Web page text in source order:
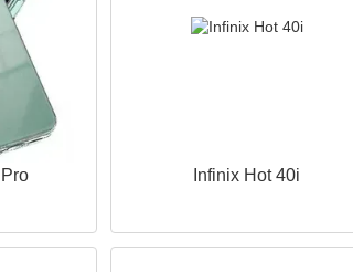
Infinix Hot 40i